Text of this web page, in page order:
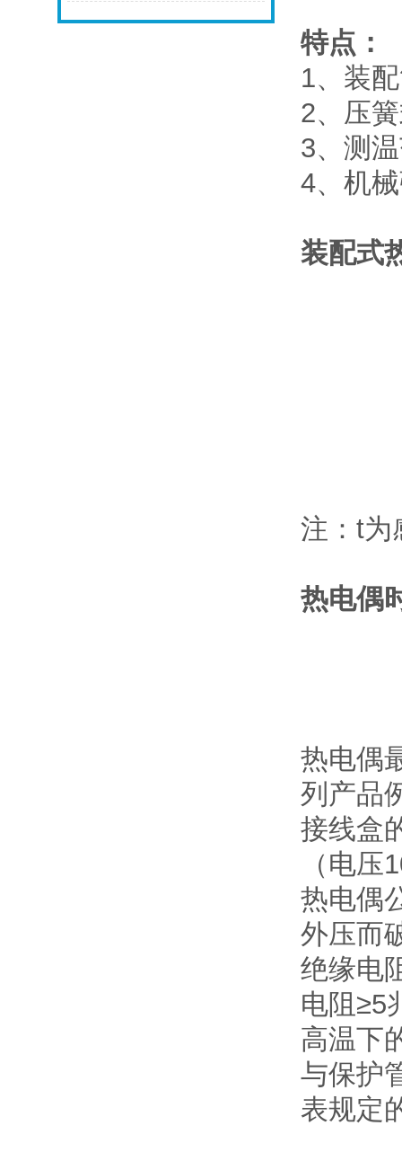
特点：
1、装
2、压
3、测
4、机
装配式
注：t为
热电偶
热电偶
列产品
接线盒
（电压
热电偶
外压而
绝缘电
电阻≥5
高温下
与保护
表规定